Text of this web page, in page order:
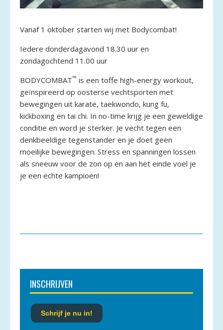
Vanaf 1 oktober starten wij met Bodycombat!
Iedere donderdagavond 18.30 uur en
zondagochtend 11.00 uur
BODYCOMBAT™ is een toffe high-energy workout,
geïnspireerd op oosterse vechtsporten met
bewegingen uit karate, taekwondo, kung fu,
kickboxing en tai chi. In no-time krijg je een geweldige
conditie en word je sterker. Je vecht tegen een
denkbeeldige tegenstander en je doet geen
moeilijke bewegingen. Stress en spanningen lossen
als sneeuw voor de zon op en aan het einde voel je
je een echte kampioen!
INSCHRIJVEN
Schrijf je nu in!